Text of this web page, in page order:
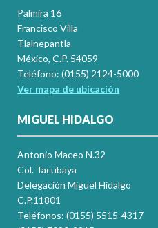
Palmira 16
Francisco Villa
Tlalnepantla
México, C.P. 54059
Teléfono: (0155) 2124-5000
Ver mapa de ubicación
MIGUEL HIDALGO
Antonio Maceo N.32
Col. Tacubaya
Delegación Miguel Hidalgo
C.P.11801
Teléfonos: (0155) 5515-4317